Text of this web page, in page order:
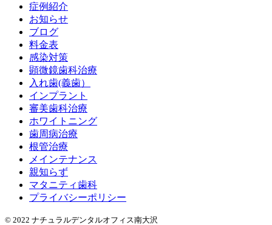
症例紹介
お知らせ
ブログ
料金表
感染対策
顕微鏡歯科治療
入れ歯(義歯）
インプラント
審美歯科治療
ホワイトニング
歯周病治療
根管治療
メインテナンス
親知らず
マタニティ歯科
プライバシーポリシー
© 2022 ナチュラルデンタルオフィス南大沢